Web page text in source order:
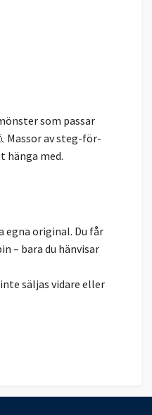
som passar
Massor av steg-för-
med.
egna original. Du får
– bara du hänvisar
säljas vidare eller